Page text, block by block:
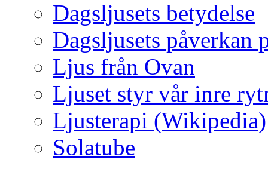
Dagsljusets betydelse
Dagsljusets påverkan
Ljus från Ovan
Ljuset styr vår inre
Ljusterapi (Wikipedia)
Solatube